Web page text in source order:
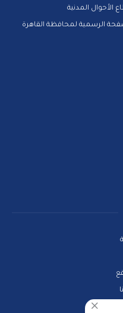
الأحوال المدنية
الرسمية لمحافظة القاهرة